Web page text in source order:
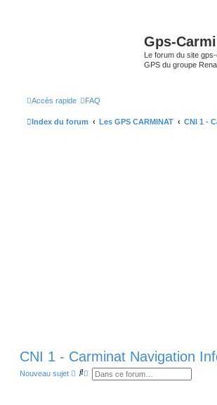
Gps-
Le forum du site
GPS du groupe
Accès rapide FAQ
Index du forum Les GPS CARMINAT CNI 1 -
CNI 1 - Carminat Navigation
Nouveau sujet
R R